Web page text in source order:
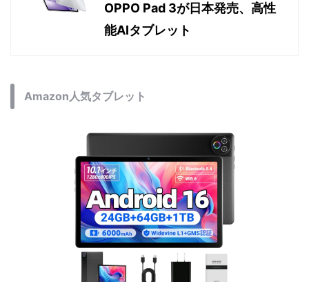
OPPO Pad 3が日本発売、高性
能AIタブレット
Amazon人気タブレット